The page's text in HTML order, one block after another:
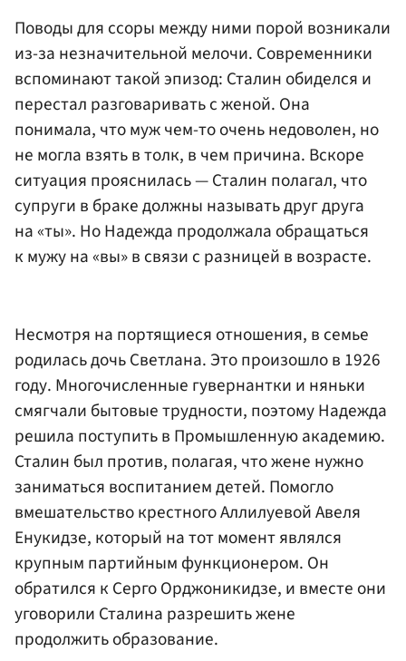
Поводы для ссоры между ними порой возникали
из-за незначительной мелочи. Современники
вспоминают такой эпизод: Сталин обиделся и
перестал разговаривать с женой. Она
понимала, что муж чем-то очень недоволен, но
не могла взять в толк, в чем причина. Вскоре
ситуация прояснилась — Сталин полагал, что
супруги в браке должны называть друг друга
на «ты». Но Надежда продолжала обращаться
к мужу на «вы» в связи с разницей в возрасте.
Несмотря на портящиеся отношения, в семье
родилась дочь Светлана. Это произошло в 1926
году. Многочисленные гувернантки и няньки
смягчали бытовые трудности, поэтому Надежда
решила поступить в Промышленную академию.
Сталин был против, полагая, что жене нужно
заниматься воспитанием детей. Помогло
вмешательство крестного Аллилуевой Авеля
Енукидзе, который на тот момент являлся
крупным партийным функционером. Он
обратился к Серго Орджоникидзе, и вместе они
уговорили Сталина разрешить жене
продолжить образование.